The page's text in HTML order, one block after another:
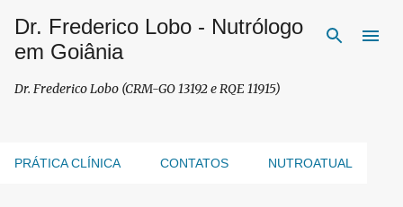
Pular para o conteúdo principal
Dr. Frederico Lobo - Nutrólogo
em Goiânia
Dr. Frederico Lobo (CRM-GO 13192 e RQE 11915)
PRÁTICA CLÍNICA CONTATOS NUTROATUAL